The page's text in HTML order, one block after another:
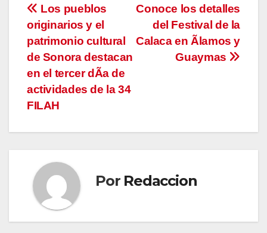
Navegación
de
entradas
Conoce los detalles
del Festival de la
Calaca en Ãlamos y
Guaymas
Los pueblos
originarios y el
patrimonio cultural
de Sonora destacan
en el tercer dÃa de
actividades de la 34
FILAH
Por Redaccion